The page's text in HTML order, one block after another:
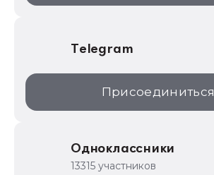
Telegram
Присоединиться
Одноклассники
13315 участников